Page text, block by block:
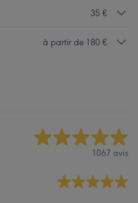
35 €
à partir de 180 €
1067 avis